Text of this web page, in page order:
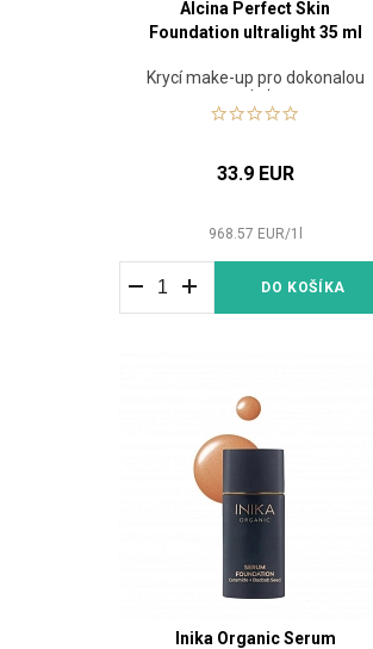
Alcina Perfect Skin
Foundation ultralight 35 ml
Krycí make-up pro dokonalou
pleť
33.9 EUR
968.57 EUR/1
DO KOŠÍKA
Inika Organic Serum